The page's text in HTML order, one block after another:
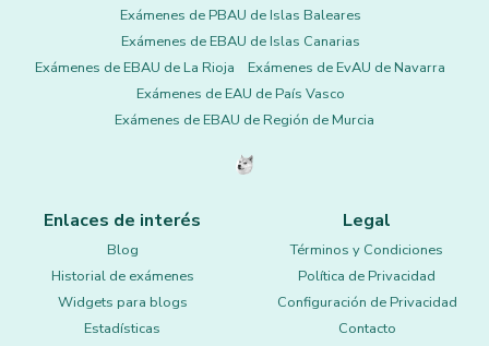
Exámenes de PBAU de Islas Baleares
Exámenes de EBAU de Islas Canarias
Exámenes de EBAU de La Rioja
Exámenes de EvAU de Navarra
Exámenes de EAU de País Vasco
Exámenes de EBAU de Región de Murcia
Enlaces de interés
Blog
Historial de exámenes
Widgets para blogs
Estadísticas
Legal
Términos y Condiciones
Política de Privacidad
Configuración de Privacidad
Contacto